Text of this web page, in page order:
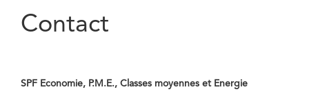
Contact
SPF Economie, P.M.E., Classes moyennes et Energie